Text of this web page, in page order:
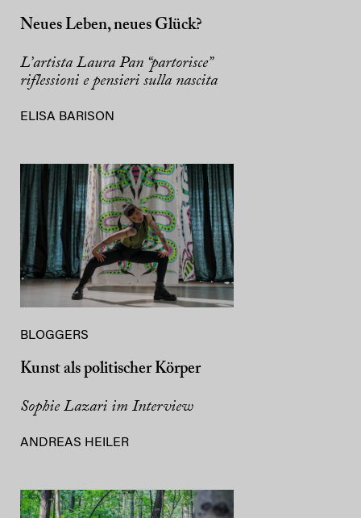
Neues Leben, neues Glück?
L’artista Laura Pan “partorisce”
riflessioni e pensieri sulla nascita
ELISA BARISON
BLOGGERS
Kunst als politischer Körper
Sophie Lazari im Interview
ANDREAS HEILER